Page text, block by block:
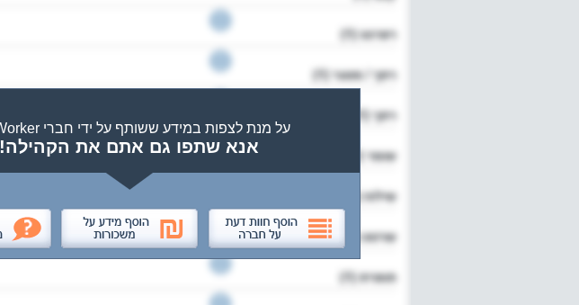
על מנת לצפות במידע ששותף על ידי חברי TheWorker
אנא שתפו גם אתם את הקהילה!